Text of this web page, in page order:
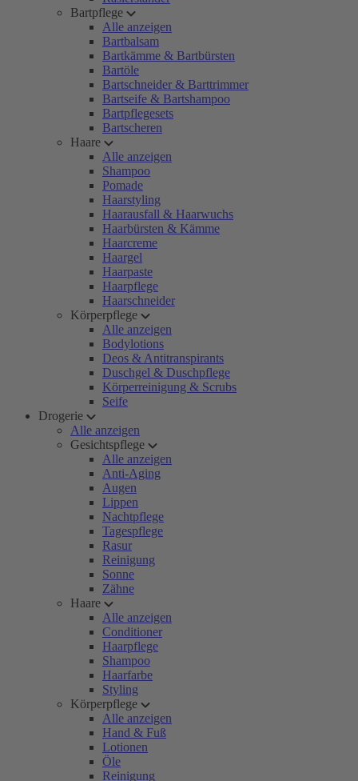
Bartpflege
Alle anzeigen
Bartbalsam
Bartkämme & Bartbürsten
Bartöle
Bartschneider & Barttrimmer
Bartseife & Bartshampoo
Bartpflegesets
Bartscheren
Haare
Alle anzeigen
Shampoo
Pomade
Haarstyling
Haarausfall & Haarwuchs
Haarbürsten & Kämme
Haarcreme
Haargel
Haarpaste
Haarpflege
Haarschneider
Körperpflege
Alle anzeigen
Bodylotions
Deos & Antitranspirants
Duschgel & Duschpflege
Körperreinigung & Scrubs
Seife
Drogerie
Alle anzeigen
Gesichtspflege
Alle anzeigen
Anti-Aging
Augen
Lippen
Nachtpflege
Tagespflege
Rasur
Reinigung
Sonne
Zähne
Haare
Alle anzeigen
Conditioner
Haarpflege
Shampoo
Haarfarbe
Styling
Körperpflege
Alle anzeigen
Hand & Fuß
Lotionen
Öle
Reinigung